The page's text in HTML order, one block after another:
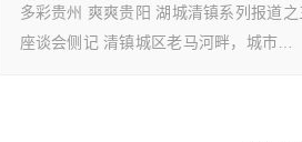
多彩贵州 爽爽贵阳 湖城清镇系列报道
座谈会侧记 清镇城区老马河畔，城市…